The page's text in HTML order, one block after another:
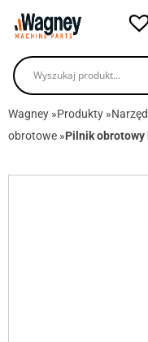
Wagney »Produkty »
obrotowe »Pilnik obrotowy